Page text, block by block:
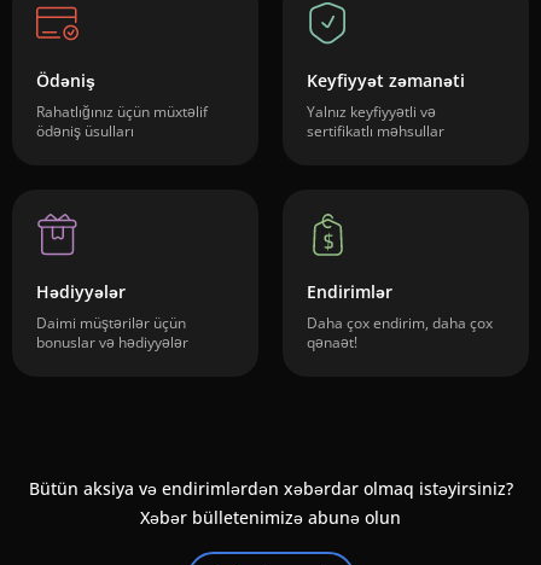
Ödəniş
Rahatlığınız üçün müxtəlif
ödəniş üsulları
Keyfiyyət zəmanəti
Yalnız keyfiyyətli və
sertifikatlı məhsullar
Hədiyyələr
Daimi müştərilər üçün
bonuslar və hədiyyələr
Endirimlər
Daha çox endirim, daha çox
qənaət!
Bütün aksiya və endirimlərdən xəbərdar olmaq istəyirsiniz?
Xəbər bülletenimizə abunə olun